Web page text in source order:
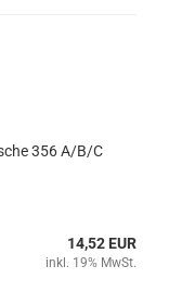
356 A/B/C
14,52 EUR
inkl. 19% MwSt.